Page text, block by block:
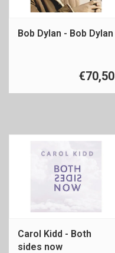
Bob Dylan - Bob Dylan
€70,50
Carol Kidd - Both
sides now